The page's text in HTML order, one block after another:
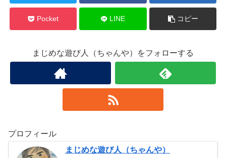
Pocket LINE コピー
まじめな遊び人（ちゃんや）をフォローする
プロフィール
まじめな遊び人（ちゃんや）